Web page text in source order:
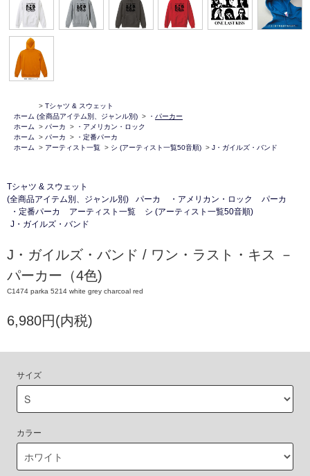
ホーム
> Tシャツ & スウェット
(全商品アイテム別、ジャンル別) > ・ パーカー
ホーム
> パーカ >
・アメリカン・ロック
ホーム
> パーカ >
・定番パーカ
ホーム
> アーティスト一覧 > シ (アーティスト一覧50音順) > J・ガイルズ・バンド
Tシャツ & スウェット
(全商品アイテム別、ジャンル別)
パーカ ・アメリカン・ロック
パーカ
・定番パーカ
アーティスト一覧
シ (アーティスト一覧50音順)
J・ガイルズ・バンド
J・ガイルズ・バンド / ワン・ラスト・キス －
パーカー（4色)
C1474 parka 5214 white grey charcoal red
6,980円(内税)
サイズ
カラー